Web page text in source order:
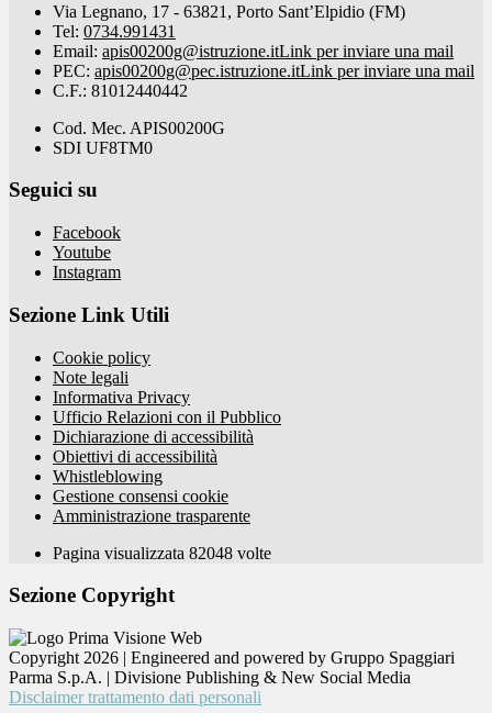
Via Legnano, 17 - 63821, Porto Sant’Elpidio (FM)
Tel: 0734.991431
Email: apis00200g@istruzione.itLink per inviare una mail
PEC: apis00200g@pec.istruzione.itLink per inviare una mail
C.F.: 81012440442
Cod. Mec. APIS00200G
SDI UF8TM0
Seguici su
Facebook
Youtube
Instagram
Sezione Link Utili
Cookie policy
Note legali
Informativa Privacy
Ufficio Relazioni con il Pubblico
Dichiarazione di accessibilità
Obiettivi di accessibilità
Whistleblowing
Gestione consensi cookie
Amministrazione trasparente
Pagina visualizzata 82048 volte
Sezione Copyright
Copyright 2026 | Engineered and powered by Gruppo Spaggiari
Parma S.p.A. | Divisione Publishing & New Social Media
Disclaimer trattamento dati personali